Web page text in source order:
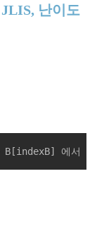
난이도
에서 시